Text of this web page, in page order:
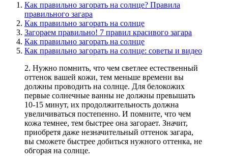
Как правильно загорать на солнце? Правила
правильного загара
Как правильно загорать на солнце
Загораем правильно! 7 правил красивого загара
Как правильно загорать на солнце
Как правильно загорать на солнце: советы и видео
2. Нужно помнить, что чем светлее естественный
оттенок вашей кожи, тем меньше времени вы
должны проводить на солнце. Для белокожих
первые солнечные ванны не должны превышать
10-15 минут, их продолжительность должна
увеличиваться постепенно. И помните, что чем
кожа темнее, тем быстрее она загорает. Значит,
приобретя даже незначительный оттенок загара,
вы сможете быстрее добиться нужного оттенка, не
обгорая на солнце.